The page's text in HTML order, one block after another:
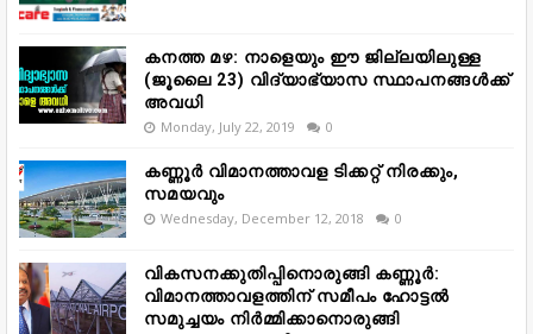
കനത്ത മഴ: നാളെയും ഈ ജില്ലയിലുള്ള
(ജൂലൈ 23) വിദ്യാഭ്യാസ സ്ഥാപനങ്ങൾക്ക്
അവധി
Monday, July 22, 2019 0
കണ്ണൂർ വിമാനത്താവള ടിക്കറ്റ് നിരക്കും,
സമയവും
Wednesday, December 12, 2018 0
വികസനക്കുതിപ്പിനൊരുങ്ങി കണ്ണൂർ:
വിമാനത്താവളത്തിന് സമീപം ഹോട്ടൽ
സമുച്ചയം നിർമ്മിക്കാനൊരുങ്ങി